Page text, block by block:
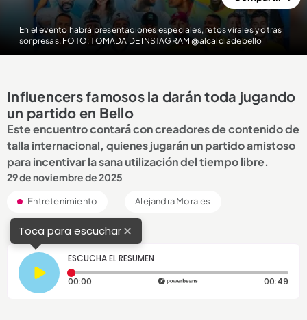
En el evento habrá presentaciones especiales, retos virales y otras
sorpresas. FOTO: TOMADA DE INSTAGRAM @alcaldiadebello
Influencers famosos la darán toda jugando
un partido en Bello
Este encuentro contará con creadores de contenido de
talla internacional, quienes jugarán un partido amistoso
para incentivar la sana utilización del tiempo libre.
29 de noviembre de 2025
Entretenimiento Alejandra Morales
Toca para escuchar×
ESCUCHA EL RESUMEN
00:00 Tiempo transcurrido: 0 segundos 00:49